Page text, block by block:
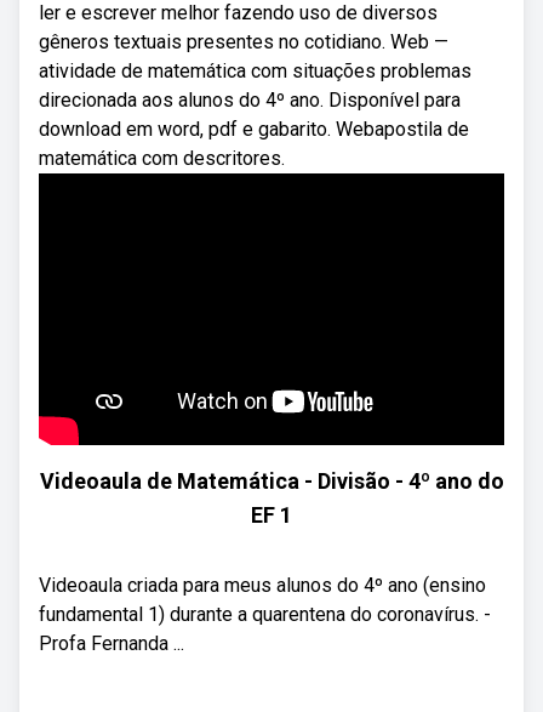
ler e escrever melhor fazendo uso de diversos
gêneros textuais presentes no cotidiano. Web —
atividade de matemática com situações problemas
direcionada aos alunos do 4º ano. Disponível para
download em word, pdf e gabarito. Webapostila de
matemática com descritores.
Videoaula de Matemática - Divisão - 4º ano do
EF 1
Videoaula criada para meus alunos do 4º ano (ensino
fundamental 1) durante a quarentena do coronavírus. -
Profa Fernanda ...